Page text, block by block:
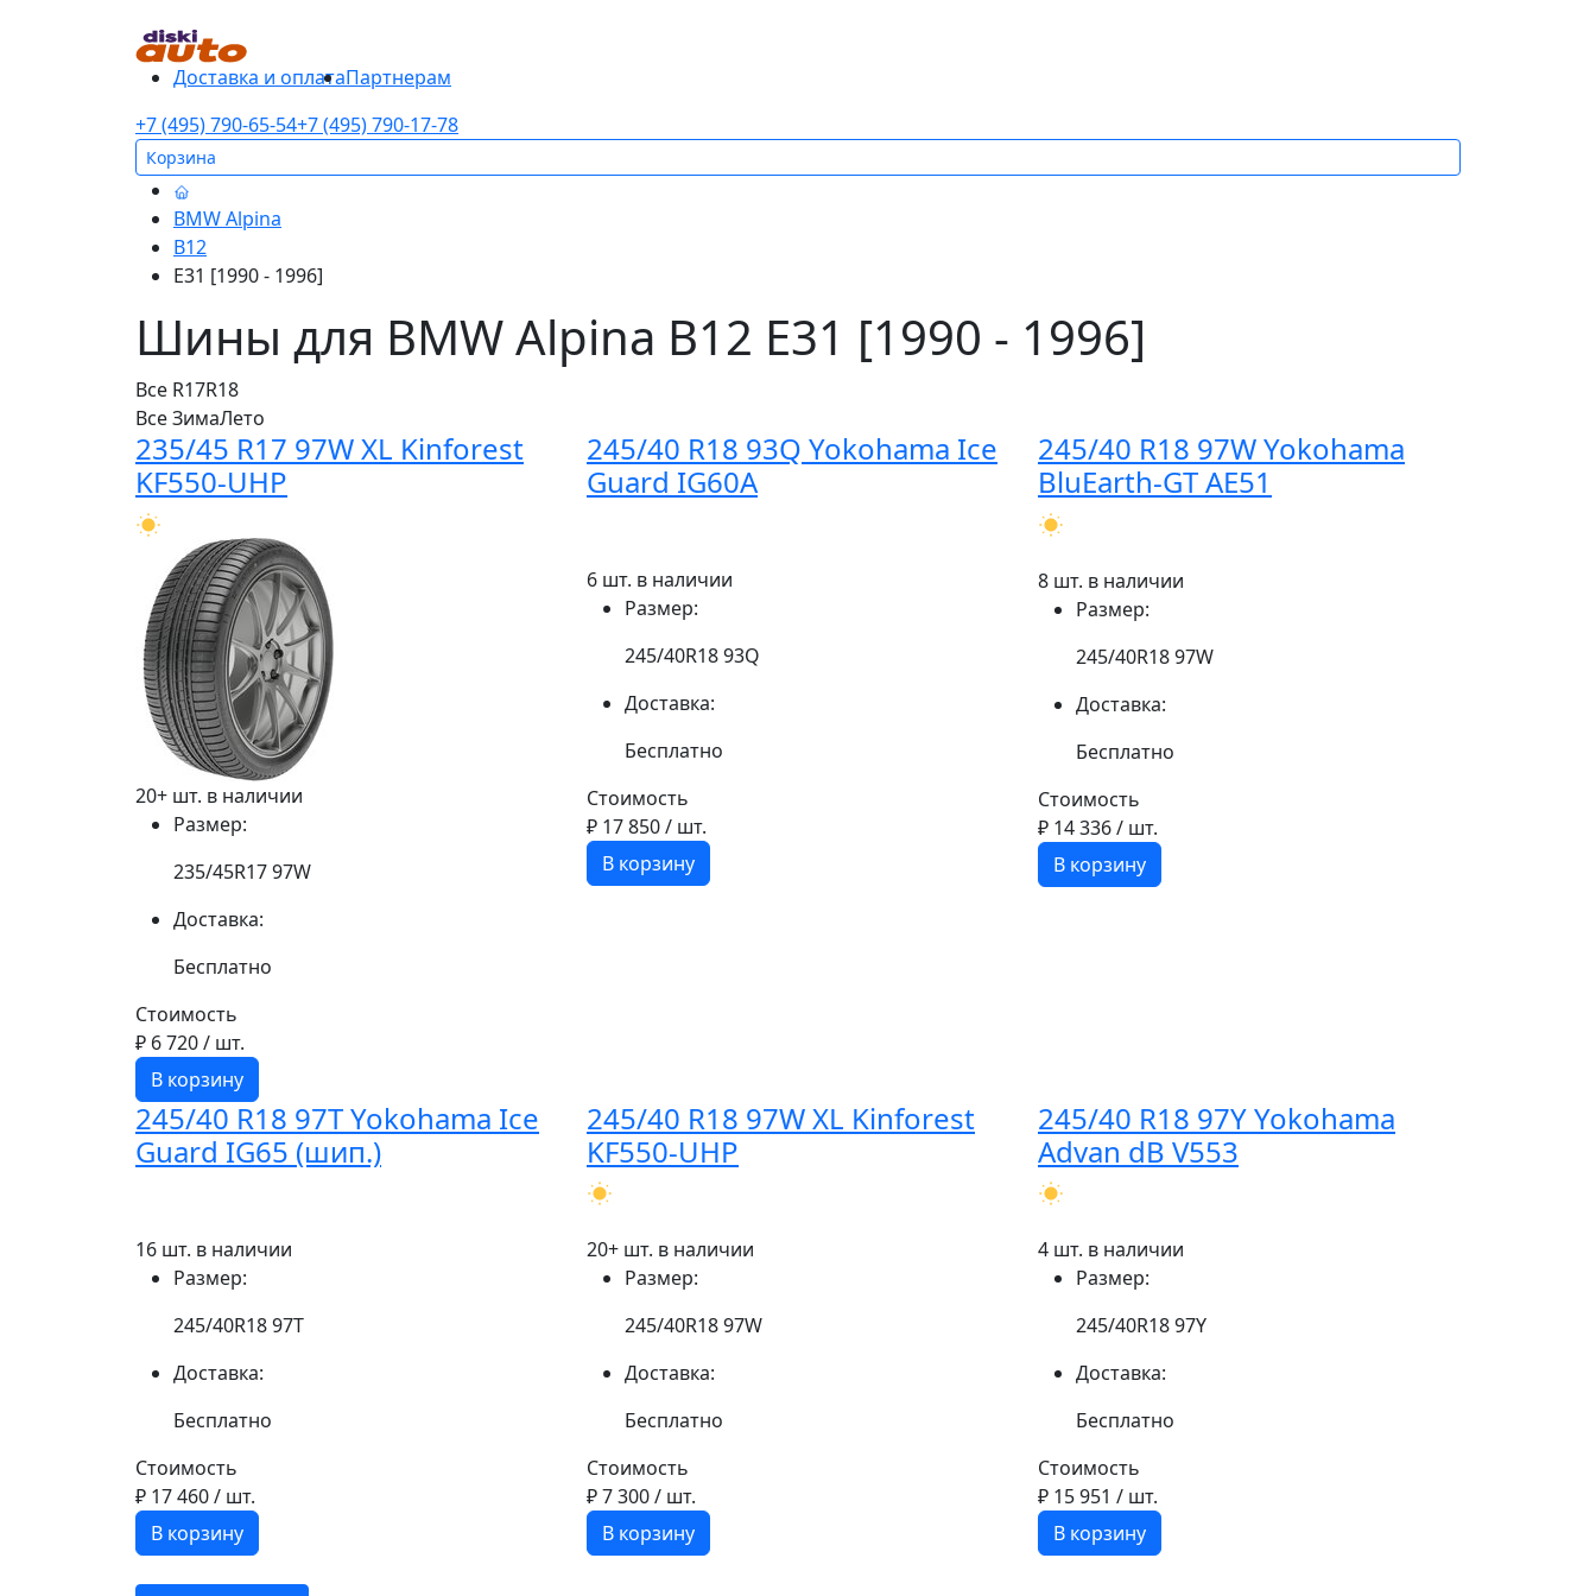
Доставка и оплатаПартнерам
+7 (495) 790-65-54+7 (495) 790-17-78
Корзина
BMW Alpina
B12
E31 [1990 - 1996]
Шины для BMW Alpina B12 E31 [1990 - 1996]
Все R17R18
ВсеЗимаЛето
235/45 R17 97W XL Kinforest
KF550-UHP
20+ шт. в наличии
Размер:
235/45R17 97W
Доставка:
Бесплатно
Стоимость
₽ 6 720/ шт.
В корзину
245/40 R18 93Q Yokohama Ice
Guard IG60A
6 шт. в наличии
Размер:
245/40R18 93Q
Доставка:
Бесплатно
Стоимость
₽ 17 850/ шт.
В корзину
245/40 R18 97W Yokohama
BluEarth-GT AE51
8 шт. в наличии
Размер:
245/40R18 97W
Доставка:
Бесплатно
Стоимость
₽ 14 336/ шт.
В корзину
245/40 R18 97T Yokohama Ice
Guard IG65 (шип.)
16 шт. в наличии
Размер:
245/40R18 97T
Доставка:
Бесплатно
Стоимость
₽ 17 460/ шт.
В корзину
245/40 R18 97W XL Kinforest
KF550-UHP
20+ шт. в наличии
Размер:
245/40R18 97W
Доставка:
Бесплатно
Стоимость
₽ 7 300/ шт.
В корзину
245/40 R18 97Y Yokohama
Advan dB V553
4 шт. в наличии
Размер:
245/40R18 97Y
Доставка:
Бесплатно
Стоимость
₽ 15 951 / шт.
В корзину